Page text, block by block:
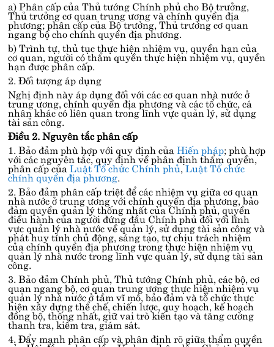
a) Phân cấp của Thủ tướng Chính phủ cho Bộ trưởng,
Thủ trưởng cơ quan trung ương và chính quyền địa
phương; phân cấp của Bộ trưởng, Thủ trưởng cơ quan
ngang bộ cho chính quyền địa phương.
b) Trình tự, thủ tục thực hiện nhiệm vụ, quyền hạn của
cơ quan, người có thẩm quyền thực hiện nhiệm vụ, quyền
hạn được phân cấp.
2. Đối tượng áp dụng
Nghị định này áp dụng đối với các cơ quan nhà nước ở
trung ương, chính quyền địa phương và các tổ chức, cá
nhân khác có liên quan trong lĩnh vực quản lý, sử dụng
tài sản công.
Điều 2. Nguyên tắc phân cấp
1. Bảo đảm phù hợp với quy định của Hiến pháp; phù hợp
với các nguyên tắc, quy định về phân định thẩm quyền,
phân cấp củaLuật Tổ chức Chính phủ,Luật Tổ chức
chính quyền địa phương.
2. Bảo đảm phân cấp triệt để các nhiệm vụ giữa cơ quan
nhà nước ở trung ương với chính quyền địa phương, bảo
đảm quyền quản lý thống nhất của Chính phủ, quyền
điều hành của người đứng đầu Chính phủ đối với lĩnh
vực quản lý nhà nước về quản lý, sử dụng tài sản công và
phát huy tính chủ động, sáng tạo, tự chịu trách nhiệm
của chính quyền địa phương trong thực hiện nhiệm vụ
quản lý nhà nước trong lĩnh vực quản lý, sử dụng tài sản
công.
3. Bảo đảm Chính phủ, Thủ tướng Chính phủ, các bộ, cơ
quan ngang bộ, cơ quan trung ương thực hiện nhiệm vụ
quản lý nhà nước ở tầm vĩ mô, bảo đảm và tổ chức thực
hiện xây dựng thể chế, chiến lược, quy hoạch, kế hoạch
đồng bộ, thống nhất, giữ vai trò kiến tạo và tăng cường
thanh tra, kiểm tra, giám sát.
4. Đẩy mạnh phân cấp và phân định rõ giữa thẩm quyền